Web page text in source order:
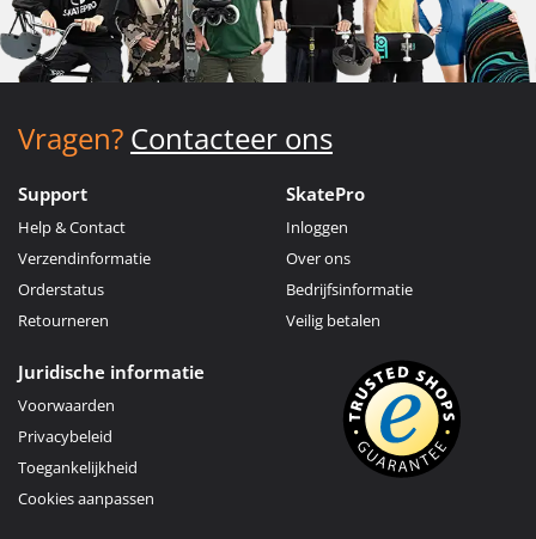
Vragen? Contacteer ons
Support
Help & Contact
Verzendinformatie
Orderstatus
Retourneren
SkatePro
Inloggen
Over ons
Bedrijfsinformatie
Veilig betalen
Juridische informatie
Voorwaarden
Privacybeleid
Toegankelijkheid
Cookies aanpassen